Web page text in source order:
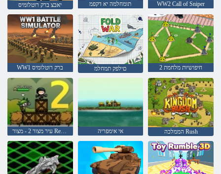
יאבצ ברק רוטלומיס תומחלמה יא דקפמ WW2 Call of Sniper
WW1 ברק רוטלומיס םילפק תמחלמ חיפושיות מלחמת 2
עיר מצור 2 - מצור Resort אי אימפריה הממלכה Rush